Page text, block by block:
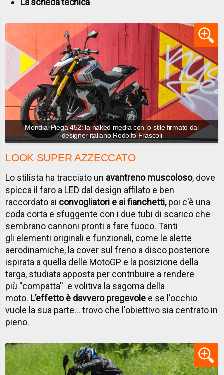
Mondial Piega 452: la naked media con lo stile firmato dal
designer italiano Rodolfo Frascoli
LOOK SUPER AZZECCATO
Lo stilista ha tracciato un avantreno muscoloso, dove
spicca il faro a LED dal design affilato e ben
raccordato ai convogliatori e ai fianchetti,poi c'è una
coda corta e sfuggente con i due tubi di scarico che
sembrano cannoni pronti a fare fuoco. Tanti
gli elementi originali e funzionali, come le alette
aerodinamiche, la cover sul freno a disco posteriore
ispirata a quella delle MotoGP e la posizione della
targa, studiata apposta per contribuire a rendere
più ''compatta'' e volitiva la sagoma della
moto. L’effetto è davvero pregevole e se l'occhio
vuole la sua parte... trovo che l'obiettivo sia centrato in
pieno.